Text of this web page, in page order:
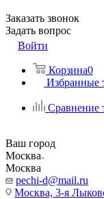
Заказать звонок
Задать вопрос
Войти
Корзина0
Избранные
Сравнение
Ваш город
Москва
Москва
pechi-d@mail.ru
Москва, 3-я